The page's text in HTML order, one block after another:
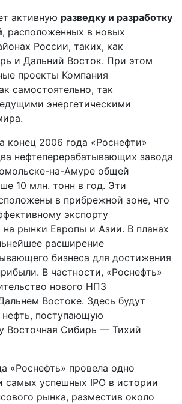
активную разведку и разработку
, расположенных в новых
России, таких, как
и Дальний Восток. При этом
проекты Компания
самостоятельно, так
энергетическими
конец 2006 года «Роснефти»
нефтеперерабатывающих завода
на-Амуре общей
10 млн. тонн в год. Эти
в прибрежной зоне, что
экспорту
на рынки Европы и Азии. В планах
расширение
бизнеса для достижения
В частности, «Роснефть»
нового НПЗ
Востоке. Здесь будут
нефть, поступающую
Восточная Сибирь — Тихий
«Роснефть» провела одно
самых успешных IPO в истории
рынка, разместив около